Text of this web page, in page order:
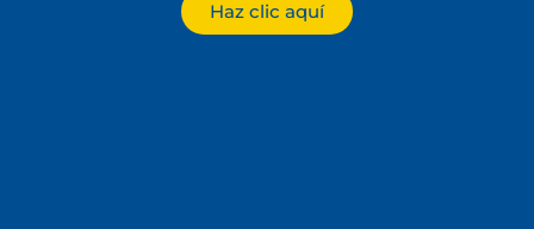
Haz clic aquí